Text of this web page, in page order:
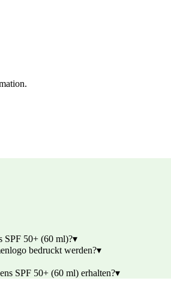
SPF 50+ (60 ml)?▾
bedruckt werden?▾
SPF 50+ (60 ml) erhalten?▾